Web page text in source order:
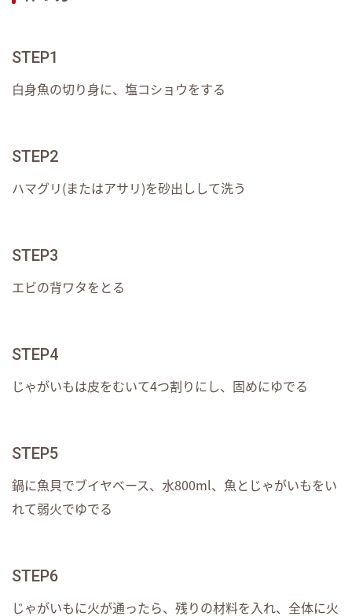
STEP1
白身魚の切り身に、塩コショウをする
STEP2
ハマグリ(またはアサリ)を砂出しして洗う
STEP3
エビの背ワタをとる
STEP4
じゃがいもは皮をむいて4つ割りにし、固めにゆでる
STEP5
鍋に魚貝でブイヤベース、水800ml、魚とじゃがいもをい
れて弱火でゆでる
STEP6
じゃがいもに火が通ったら、残りの材料を入れ、全体に火